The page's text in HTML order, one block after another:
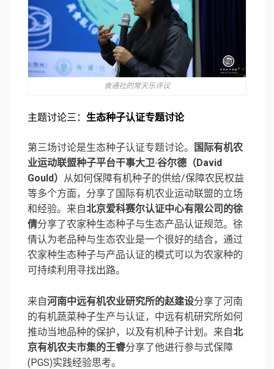
食通社的常天乐评议
主题讨论三： ⽣态种⼦认证专题讨论
第三场讨论是生态种子认证专题讨论。
国际有机农
业运动联盟种子平台干事大卫·谷尔德（David
Gould）
从如何保障有机种子的供给/保障农民权益
等多个方面，分享了国际有机农业运动联盟的立场
和经验。来自北京爱科赛尔认证中心有限公司的徐
倩分享了农家种⽣态种⼦与⽣态产品认证规范。徐
倩认为老品种与生态农业是一个很好的结合，通过
农家种生态种子与产品认证的模式可以为农家种的
可持续利用寻找出路。
来自河南中远有机农业研究所的赵建设分享了河南
的有机蔬菜种⼦⽣产与认证，中远有机研究所如何
推动当地品种的保护，以及有机种子计划。来自北
京有机农夫市集的王睿分享了他进行参与式保障
(PGS)实践经验思考。